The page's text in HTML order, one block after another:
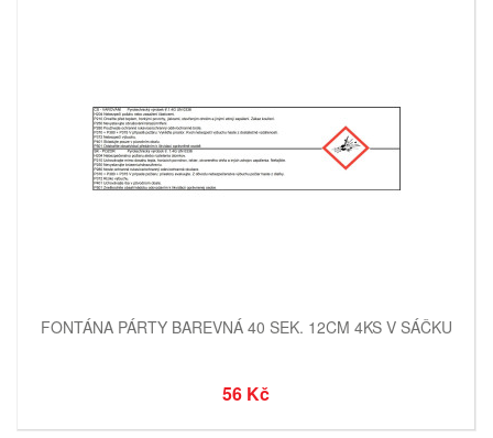
FONTÁNA PÁRTY BAREVNÁ 40 SEK. 12CM 4KS V SÁČKU
56 Kč